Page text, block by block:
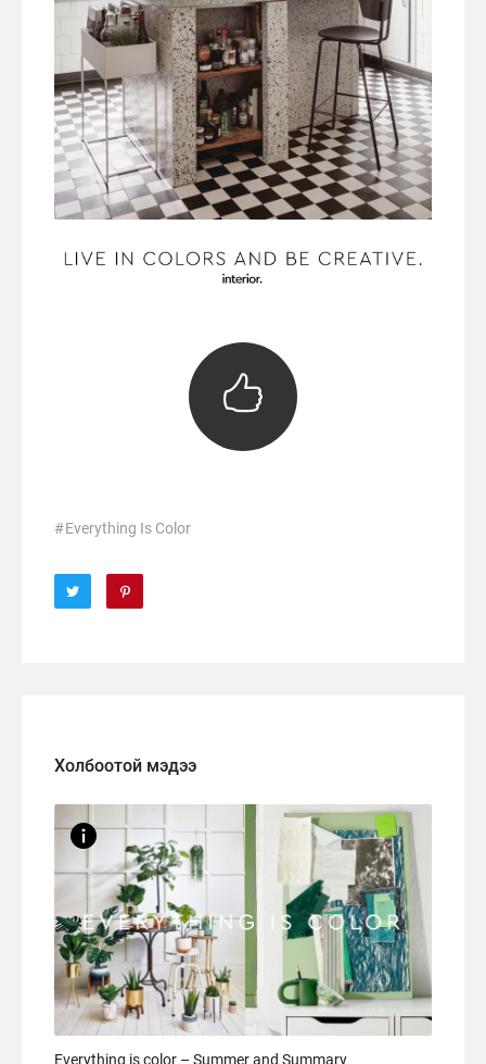
Everything Is Color
Холбоотой мэдээ
Everything is color – Summer and Summary